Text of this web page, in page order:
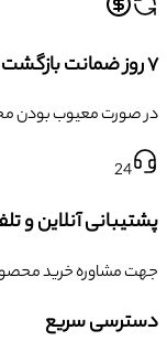
۷ روز ضمانت بازگشت
در صورت معیوب بودن
24
پشتیبانی آنلاین و
جهت مشاوره خرید
دسترسی سریع